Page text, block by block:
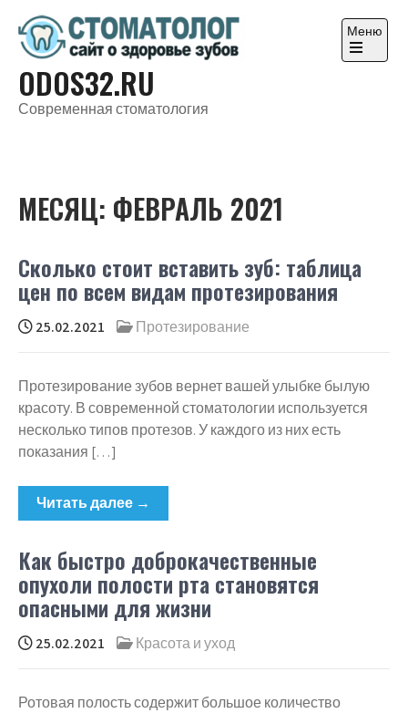
содержимому
ODOS32.RU
Современная стоматология
Меню
Откройте
МЕСЯЦ: ФЕВРАЛЬ 2021
Сколько стоит вставить зуб: таблица
цен по всем видам протезирования
25.02.2021 Протезирование
Протезирование зубов вернет вашей улыбке былую
красоту. В современной стоматологии используется
несколько типов протезов. У каждого из них есть
показания […]
Читать далее →
Как быстро доброкачественные
опухоли полости рта становятся
опасными для жизни
25.02.2021 Красота и уход
Ротовая полость содержит большое количество